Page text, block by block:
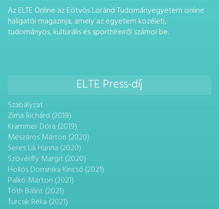
Az ELTE Online az Eötvös Loránd Tudományegyetem online
hallgatói magazinja, amely az egyetem közéleti,
tudományos, kulturális és sporthíreiről számol be.
ELTE Press-díj
Szabályzat
Zima Richárd (2019)
Krammer Dóra (2019)
Mészáros Márton (2020)
Seres Lili Hanna (2020)
Szövérffy Margit (2020)
Hollós Dominika Kincső (2021)
Palkó Márton (2021)
Tóth Bálint (2021)
Turcsik Réka (2021)